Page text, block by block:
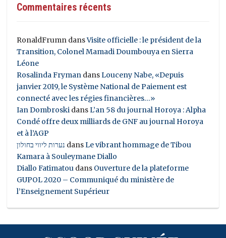
Commentaires récents
RonaldFrumn dansVisite officielle : le président de la
Transition, Colonel Mamadi Doumbouya en Sierra
Léone
Rosalinda Fryman dansLouceny Nabe, «Depuis
janvier 2019, le Système National de Paiement est
connecté avec les régies financières…»
Ian Dombroski dansL’an 58 du journal Horoya : Alpha
Condé offre deux milliards de GNF au journal Horoya
et à l’AGP
נערות ליווי בחולון dansLe vibrant hommage de Tibou
Kamara à Souleymane Diallo
Diallo Fatimatou dans Ouverture de la plateforme
GUPOL 2020 – Communiqué du ministère de
l’Enseignement Supérieur